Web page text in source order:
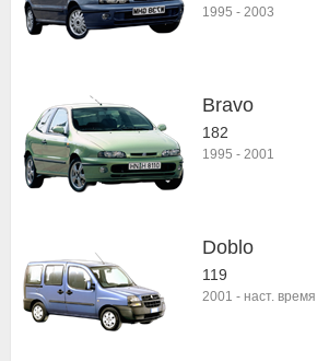
1995 - 2003
Bravo
182
1995 - 2001
Doblo
119
2001 - наст. время